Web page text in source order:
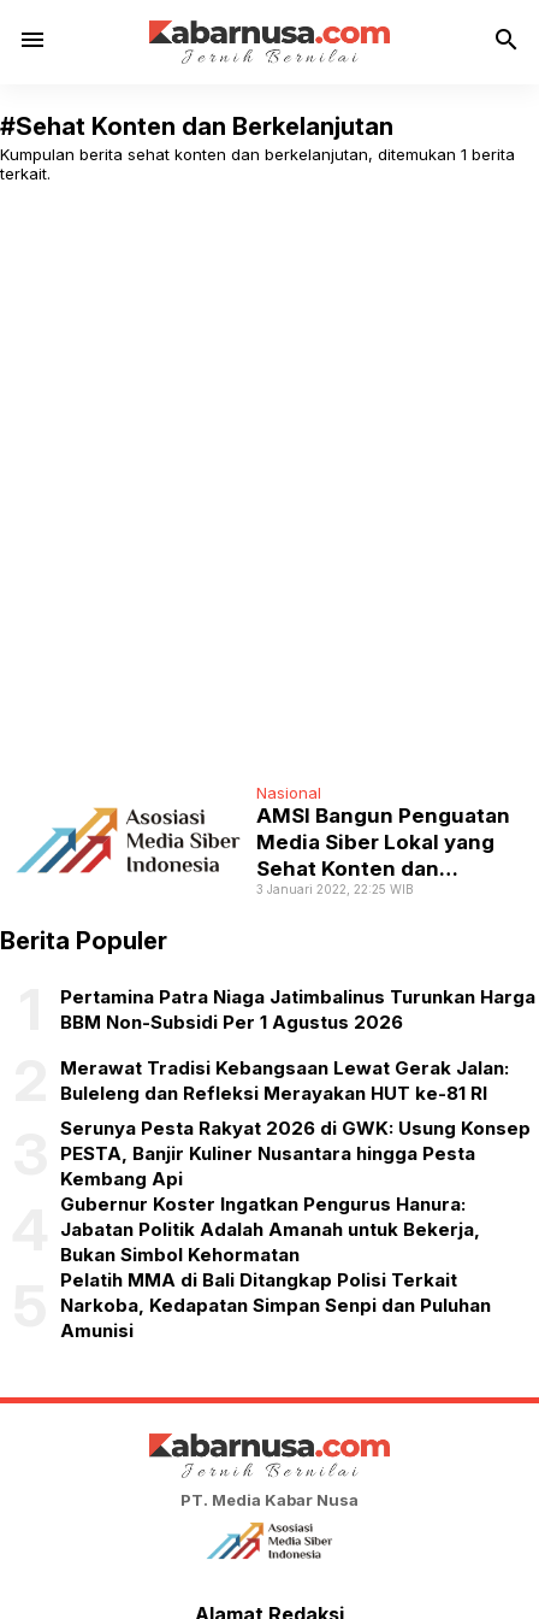
menu search
#Sehat Konten dan Berkelanjutan
Kumpulan berita sehat konten dan berkelanjutan, ditemukan 1 berita
terkait.
Nasional
AMSI Bangun Penguatan
Media Siber Lokal yang
Sehat Konten dan
Berkelanjutan
3 Januari 2022, 22:25 WIB
Berita Populer
Pertamina Patra Niaga Jatimbalinus Turunkan Harga
BBM Non-Subsidi Per 1 Agustus 2026
Merawat Tradisi Kebangsaan Lewat Gerak Jalan:
Buleleng dan Refleksi Merayakan HUT ke-81 RI
Serunya Pesta Rakyat 2026 di GWK: Usung Konsep
PESTA, Banjir Kuliner Nusantara hingga Pesta
Kembang Api
Gubernur Koster Ingatkan Pengurus Hanura:
Jabatan Politik Adalah Amanah untuk Bekerja,
Bukan Simbol Kehormatan
Pelatih MMA di Bali Ditangkap Polisi Terkait
Narkoba, Kedapatan Simpan Senpi dan Puluhan
Amunisi
PT. Media Kabar Nusa